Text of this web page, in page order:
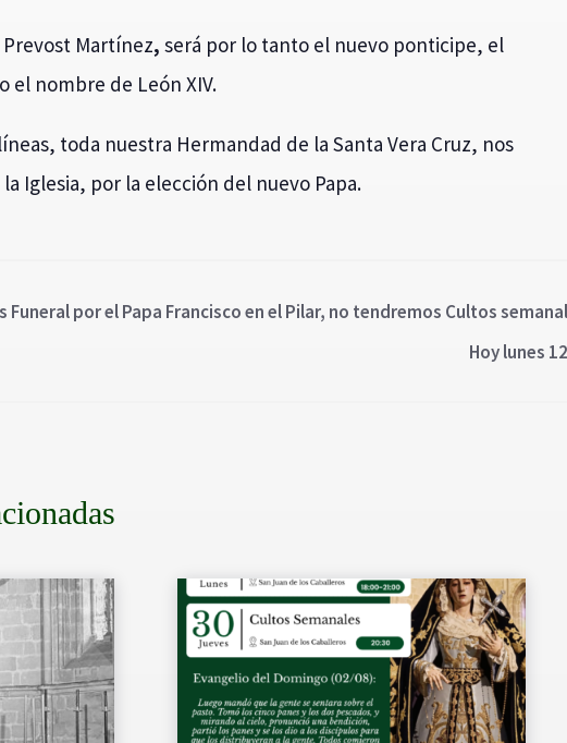
Martínez,será por lo tanto el nuevo ponticipe, el
el nombre de León XIV.
toda nuestra Hermandad de la Santa Vera Cruz, nos
Iglesia, por la elección del nuevo Papa.
Funeral por el Papa Francisco en el Pilar, no tendremos Cultos
Hoy lunes